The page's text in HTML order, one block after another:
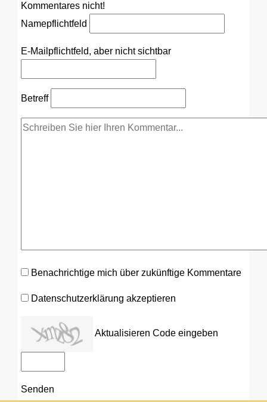
Kommentares nicht!
Namepflichtfeld
E-Mail pflichtfeld, aber nicht sichtbar
Betreff
Benachrichtige mich über zukünftige Kommentare
Datenschutzerklärung akzeptieren
Aktualisieren Code eingeben
Senden